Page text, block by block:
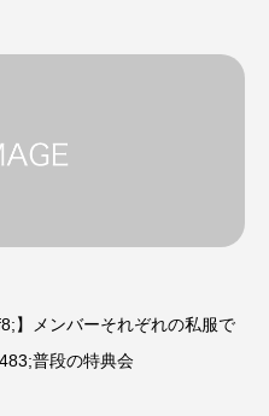
】メンバーそれぞれの私服で
普段の特典会